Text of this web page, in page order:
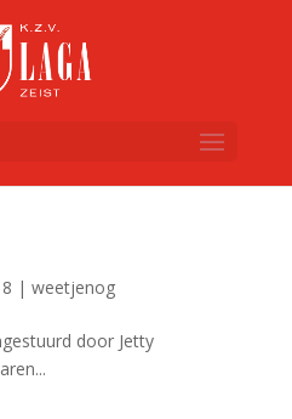
| weetjenog
door Jetty